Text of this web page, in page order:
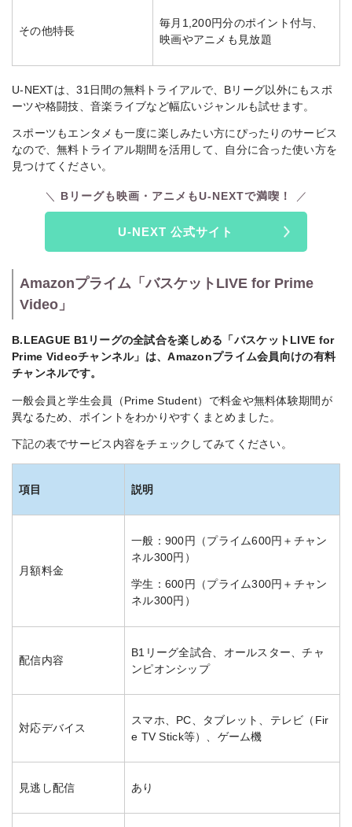
その他特長
毎月1,200円分のポイント付与、
映画やアニメも見放題
U-NEXTは、31日間の無料トライアルで、Bリーグ以外にもスポ
ーツや格闘技、音楽ライブなど幅広いジャンルも試せます。
スポーツもエンタメも一度に楽しみたい方にぴったりのサービス
なので、無料トライアル期間を活用して、自分に合った使い方を
見つけてください。
Bリーグも映画・アニメもU-NEXTで満喫！
U-NEXT 公式サイト
Amazonプライム「バスケットLIVE for Prime
Video」
B.LEAGUE B1リーグの全試合を楽しめる「バスケットLIVE for
Prime Videoチャンネル」は、Amazonプライム会員向けの有料
チャンネルです。
一般会員と学生会員（Prime Student）で料金や無料体験期間が
異なるため、ポイントをわかりやすくまとめました。
下記の表でサービス内容をチェックしてみてください。
項目 説明
月額料金
一般：900円（プライム600円＋チャン
ネル300円）
学生：600円（プライム300円＋チャン
ネル300円）
配信内容
B1リーグ全試合、オールスター、チャ
ンピオンシップ
対応デバイス
スマホ、PC、タブレット、テレビ（Fir
e TV Stick等）、ゲーム機
見逃し配信 あり